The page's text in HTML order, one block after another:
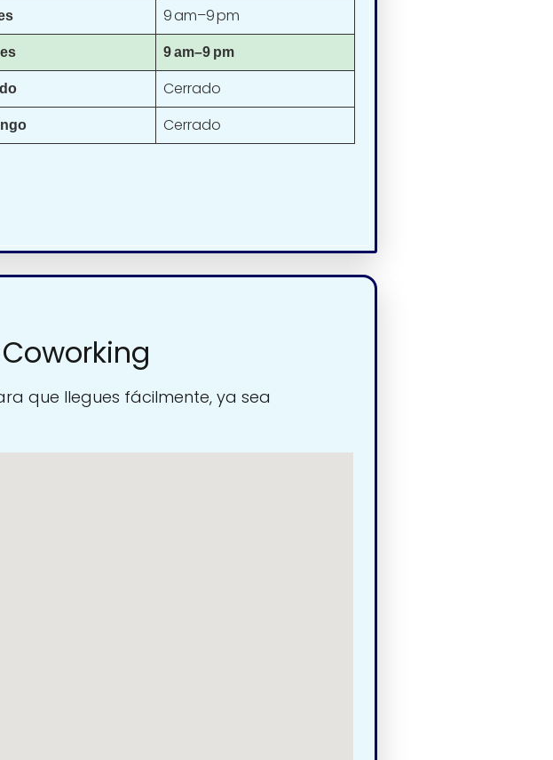
9 am–9 pm
9 am–9 pm
Cerrado
Cerrado
que llegues fácilmente, ya sea